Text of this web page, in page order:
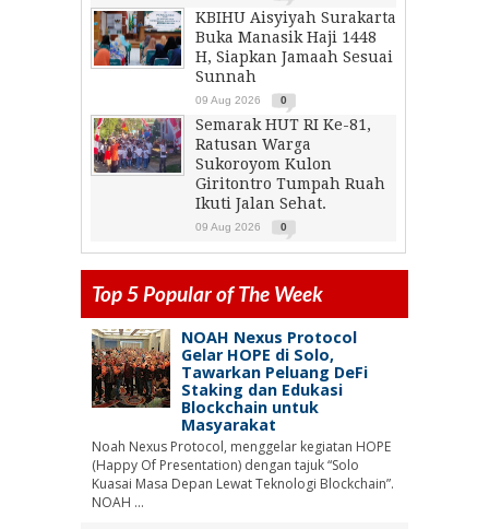
KBIHU Aisyiyah Surakarta
Buka Manasik Haji 1448
H, Siapkan Jamaah Sesuai
Sunnah
09 Aug 2026 0
Semarak HUT RI Ke-81,
Ratusan Warga
Sukoroyom Kulon
Giritontro Tumpah Ruah
Ikuti Jalan Sehat.
09 Aug 2026 0
Top 5 Popular of The Week
NOAH Nexus Protocol
Gelar HOPE di Solo,
Tawarkan Peluang DeFi
Staking dan Edukasi
Blockchain untuk
Masyarakat
Noah Nexus Protocol, menggelar kegiatan HOPE
(Happy Of Presentation) dengan tajuk “Solo
Kuasai Masa Depan Lewat Teknologi Blockchain”.
NOAH ...